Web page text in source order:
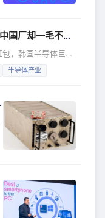
、SK海力士国内员工怒了！
，韩国半导体巨头
。 近日，一则关于
下，三星和SK海力
没拿到。忍无可忍之
与韩国本部的巨大待
半导体产业